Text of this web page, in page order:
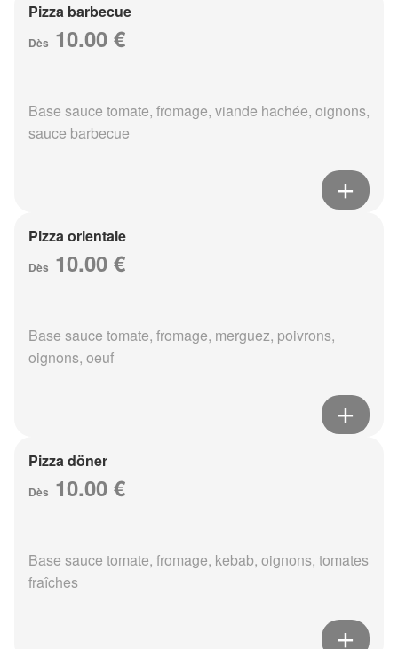
Pizza barbecue
Dès 10.00 €
Base sauce tomate, fromage, viande hachée, oignons,
sauce barbecue
Pizza orientale
Dès 10.00 €
Base sauce tomate, fromage, merguez, poivrons,
oignons, oeuf
Pizza döner
Dès 10.00 €
Base sauce tomate, fromage, kebab, oignons, tomates
fraîches